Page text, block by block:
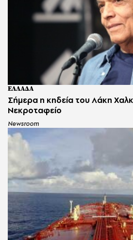
ΕΛΛΑΔΑ
Σήμερα η κηδεία του Λάκη
Νεκροταφείο
Newsroom